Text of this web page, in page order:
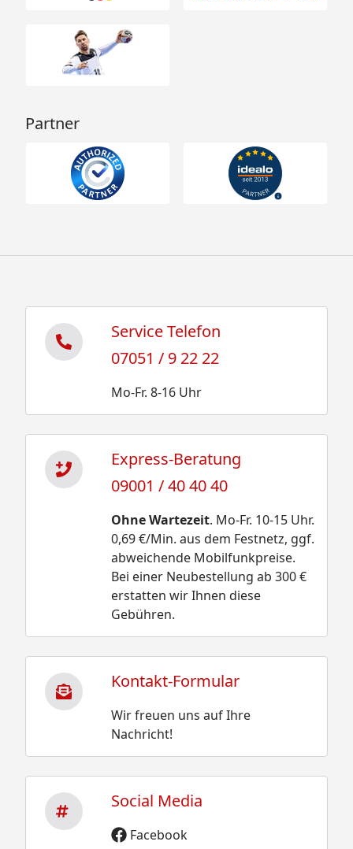
Partner
Service Telefon
07051 / 9 22 22
Mo-Fr. 8-16 Uhr
Express-Beratung
09001 / 40 40 40
Ohne Wartezeit. Mo-Fr. 10-15 Uhr.
0,69 €/Min. aus dem Festnetz, ggf.
abweichende Mobilfunkpreise.
Bei einer Neubestellung ab 300 €
erstatten wir Ihnen diese
Gebühren.
Kontakt-Formular
Wir freuen uns auf Ihre
Nachricht!
Social Media
Facebook